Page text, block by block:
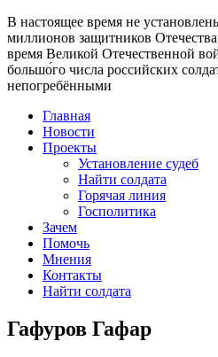
В настоящее время не
миллионов защитников Отечества
время Великой Отечественной
большо́го числа российских
непогребёнными
Главная
Новости
Проекты
Установление судеб
Найти солдата
Горячая линия
Госполитика
Зачем
Помочь
Мнения
Контакты
Найти солдата
Гафуров Гафар